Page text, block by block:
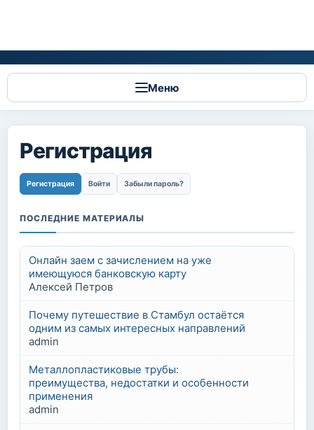
Меню
Регистрация
Главные вкладки
Регистрация
(активная вкладка)Войти Забыли пароль?
ПОСЛЕДНИЕ МАТЕРИАЛЫ
Онлайн заем с зачислением на уже
имеющуюся банковскую карту
Алексей Петров
Почему путешествие в Стамбул остаётся
одним из самых интересных направлений
admin
Металлопластиковые трубы:
преимущества, недостатки и особенности
применения
admin